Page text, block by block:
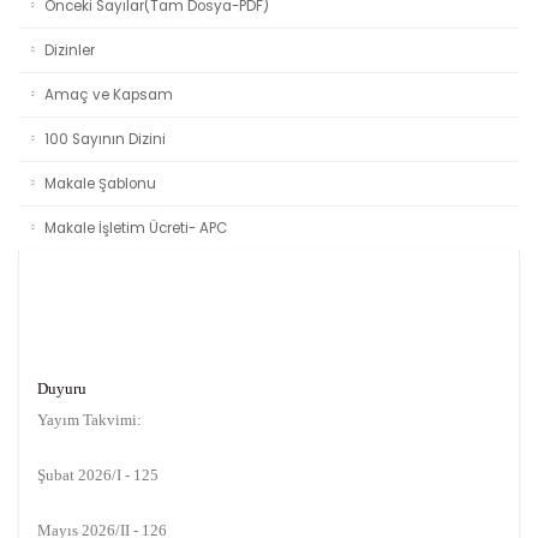
Önceki Sayılar(Tam Dosya-PDF)
Dizinler
Amaç ve Kapsam
100 Sayının Dizini
Makale Şablonu
Makale İşletim Ücreti- APC
Duyuru
Yayım Takvimi:
Şubat 2026/I - 125
Mayıs 2026/II - 126